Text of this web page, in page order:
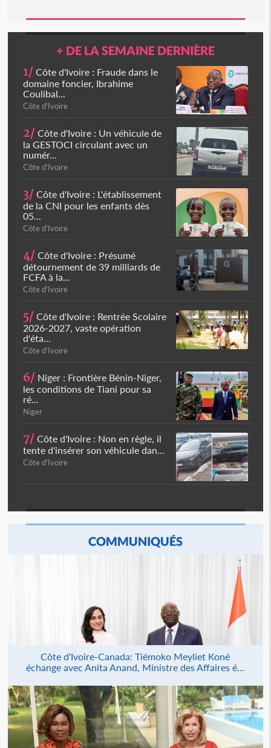
+ DE LA SEMAINE DERNIÈRE
1/ Côte d'Ivoire : Fraude dans le
domaine foncier, Ibrahime
Coulibal...
Côte d'Ivoire
2/ Côte d'Ivoire : Un véhicule de
la GESTOCI circulant avec un
numér...
Côte d'Ivoire
3/ Côte d'Ivoire : L'établissement
de la CNI pour les enfants dès
05...
Côte d'Ivoire
4/ Côte d'Ivoire : Présumé
détournement de 39 milliards de
FCFA à la...
Côte d'Ivoire
5/ Côte d'Ivoire : Rentrée Scolaire
2026-2027, vaste opération
d'éta...
Côte d'Ivoire
6/ Niger : Frontière Bénin-Niger,
les conditions de Tiani pour sa
ré...
Niger
7/ Côte d'Ivoire : Non en règle, il
tente d'insérer son véhicule dan...
Côte d'Ivoire
COMMUNIQUÉS
Côte d'Ivoire-Canada: Tiémoko Meyliet Koné
échange avec Anita Anand, Ministre des Affaires é...